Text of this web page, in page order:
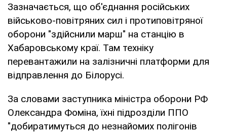
Зазначається, що об'єднання російських
військово-повітряних сил і протиповітряної
оборони "здійснили марш" на станцію в
Хабаровському краї. Там техніку
перевантажили на залізничні платформи для
відправлення до Білорусі.
За словами заступника міністра оборони РФ
Олександра Фоміна, їхні підрозділи ППО
"добиратимуться до незнайомих полігонів